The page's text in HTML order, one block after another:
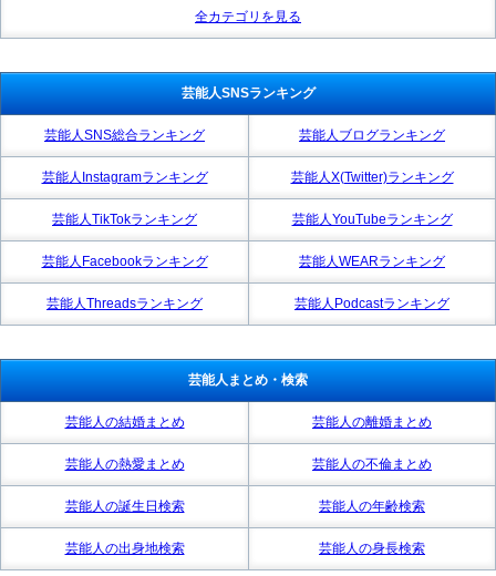
全カテゴリを見る
芸能人SNSランキング
芸能人SNS総合ランキング 芸能人ブログランキング
芸能人Instagramランキング 芸能人X(Twitter)ランキング
芸能人TikTokランキング 芸能人YouTubeランキング
芸能人Facebookランキング 芸能人WEARランキング
芸能人Threadsランキング 芸能人Podcastランキング
芸能人まとめ・検索
芸能人の結婚まとめ 芸能人の離婚まとめ
芸能人の熱愛まとめ 芸能人の不倫まとめ
芸能人の誕生日検索 芸能人の年齢検索
芸能人の出身地検索 芸能人の身長検索